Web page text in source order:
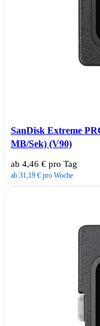
SanDisk Extreme
MB/Sek) (V90)
ab 4,46 € pro Tag
ab 31,19 € pro Woche